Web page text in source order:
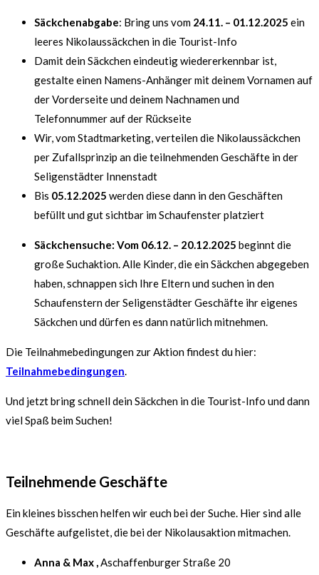
Säckchenabgabe: Bring uns vom 24.11. – 01.12.2025 ein
leeres Nikolaussäckchen in die Tourist-Info
Damit dein Säckchen eindeutig wiedererkennbar ist,
gestalte einen Namens-Anhänger mit deinem Vornamen auf
der Vorderseite und deinem Nachnamen und
Telefonnummer auf der Rückseite
Wir, vom Stadtmarketing, verteilen die Nikolaussäckchen
per Zufallsprinzip an die teilnehmenden Geschäfte in der
Seligenstädter Innenstadt
Bis 05.12.2025 werden diese dann in den Geschäften
befüllt und gut sichtbar im Schaufenster platziert
Säckchensuche: Vom 06.12. – 20.12.2025 beginnt die
große Suchaktion. Alle Kinder, die ein Säckchen abgegeben
haben, schnappen sich Ihre Eltern und suchen in den
Schaufenstern der Seligenstädter Geschäfte ihr eigenes
Säckchen und dürfen es dann natürlich mitnehmen.
Die Teilnahmebedingungen zur Aktion findest du hier:
Teilnahmebedingungen.
Und jetzt bring schnell dein Säckchen in die Tourist-Info und dann
viel Spaß beim Suchen!
Teilnehmende Geschäfte
Ein kleines bisschen helfen wir euch bei der Suche. Hier sind alle
Geschäfte aufgelistet, die bei der Nikolausaktion mitmachen.
Anna & Max ,Aschaffenburger Straße 20